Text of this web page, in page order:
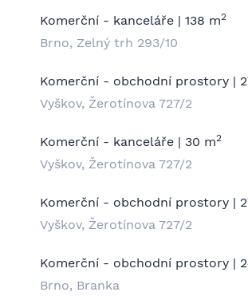
Komerční - kanceláře | 138 m2
Brno, Zelný trh 293/10
Komerční - obchodní prostory |
Vyškov, Žerotínova 727/2
Komerční - kanceláře | 30 m2
Vyškov, Žerotínova 727/2
Komerční - obchodní prostory |
Vyškov, Žerotínova 727/2
Komerční - obchodní prostory |
Brno, Branka